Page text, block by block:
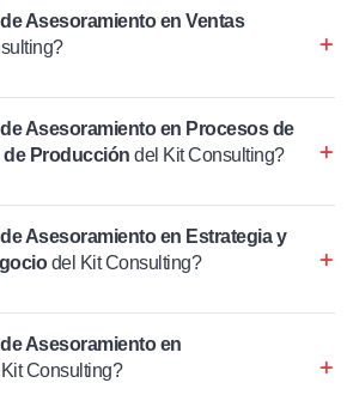
Asesoramiento en Ventas
Asesoramiento en Procesos de
de Producción del Kit Consulting?
Asesoramiento en Estrategia y
del Kit Consulting?
Asesoramiento en
Consulting?